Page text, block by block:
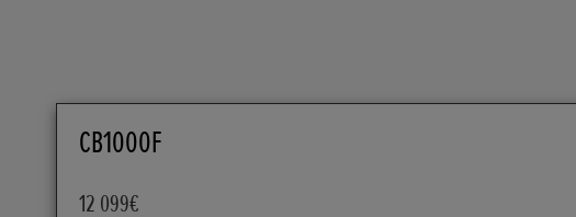
CB1000F
12 099€